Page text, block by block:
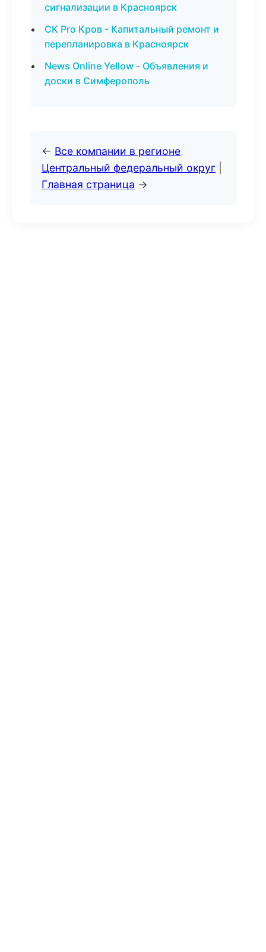
сигнализации в Красноярск
СК Pro Кров - Капитальный ремонт и
перепланировка в Красноярск
News Online Yellow - Объявления и
доски в Симферополь
← Все компании в регионе
Центральный федеральный округ
Главная страница →